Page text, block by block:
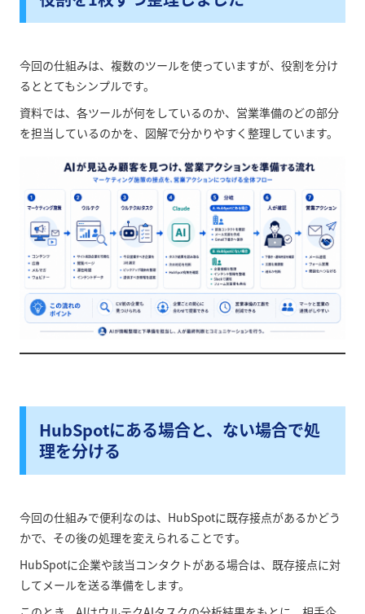
今回の仕組みは、複数のツールを使っていますが、役割を分け
るととてもシンプルです。
資料では、各ツールが何をしているのか、営業準備のどの部分
を担当しているのかを、図解で分かりやすく整理しています。
HubSpotにある場合と、ない場合で処
理を分ける
今回の仕組みで便利なのは、HubSpotに既存接点があるかどう
かで、その後の処理を変えられることです。
HubSpotに企業や該当コンタクトがある場合は、既存接点に対
してメールを送る準備をします。